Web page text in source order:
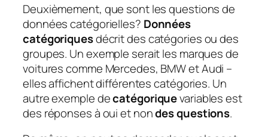
Deuxièmement, que sont les questions de
données catégorielles? Données
catégoriquesdécrit des catégories ou des
groupes. Un exemple serait les marques de
voitures comme Mercedes, BMW et Audi –
elles affichent différentes catégories. Un
autre exemple decatégoriquevariables est
des réponses à oui et nondes questions.